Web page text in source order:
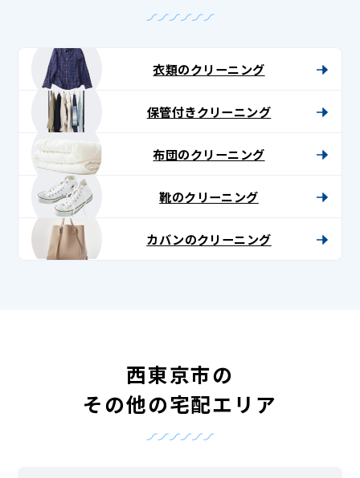
衣類のクリーニング
保管付きクリーニング
布団のクリーニング
靴のクリーニング
カバンのクリーニング
西東京市の
その他の宅配エリア